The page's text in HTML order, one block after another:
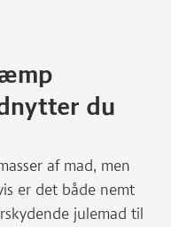
du
af mad, men
er det både nemt
julemad til